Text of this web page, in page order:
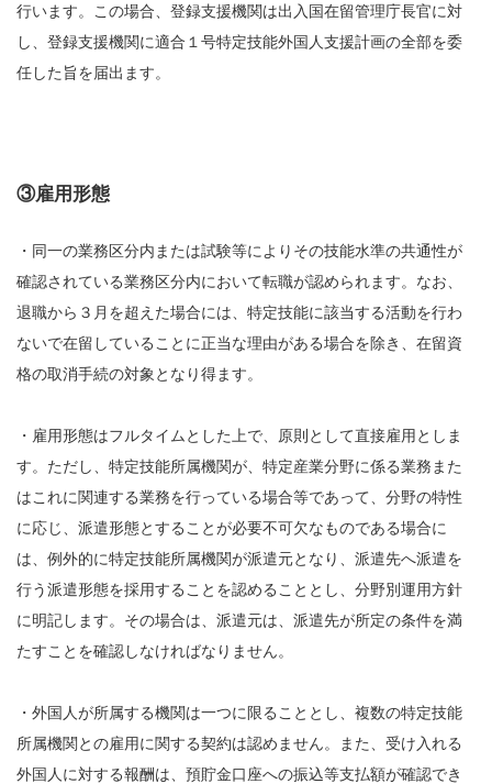
行います。この場合、登録支援機関は出入国在留管理庁長官に対
し、登録支援機関に適合１号特定技能外国人支援計画の全部を委
任した旨を届出ます。
③雇用形態
・同一の業務区分内または試験等によりその技能水準の共通性が
確認されている業務区分内において転職が認められます。なお、
退職から３月を超えた場合には、特定技能に該当する活動を行わ
ないで在留していることに正当な理由がある場合を除き、在留資
格の取消手続の対象となり得ます。
・雇用形態はフルタイムとした上で、原則として直接雇用としま
す。ただし、特定技能所属機関が、特定産業分野に係る業務また
はこれに関連する業務を行っている場合等であって、分野の特性
に応じ、派遣形態とすることが必要不可欠なものである場合に
は、例外的に特定技能所属機関が派遣元となり、派遣先へ派遣を
行う派遣形態を採用することを認めることとし、分野別運用方針
に明記します。その場合は、派遣元は、派遣先が所定の条件を満
たすことを確認しなければなりません。
・外国人が所属する機関は一つに限ることとし、複数の特定技能
所属機関との雇用に関する契約は認めません。また、受け入れる
外国人に対する報酬は、預貯金口座への振込等支払額が確認でき